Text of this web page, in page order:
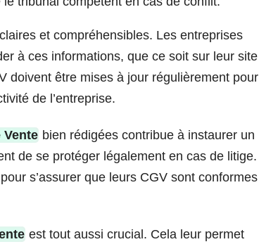
et compréhensibles. Les entreprises
à ces informations, que ce soit sur leur site
doivent être mises à jour régulièrement pour
de l’entreprise.
bien rédigées contribue à instaurer un
de se protéger légalement en cas de litige.
s’assurer que leurs CGV sont conformes
est tout aussi crucial. Cela leur permet